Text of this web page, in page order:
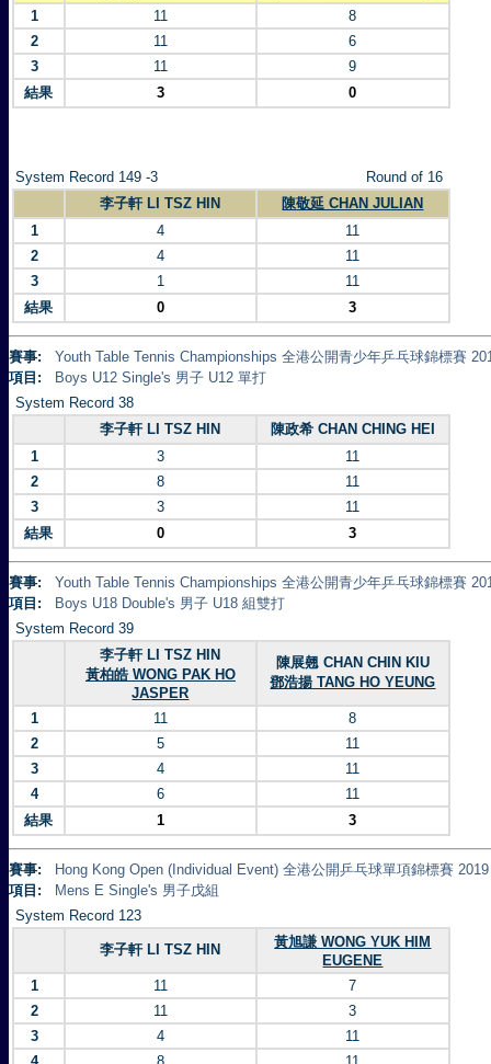
1
11
8
2
11
6
3
11
9
結果
3 0
System Record 149 -3
Round of 16
李子軒 LI TSZ HIN
陳敬延 CHAN JULIAN
1
4
11
2
4
11
3
1
11
結果
0 3
賽事:
Youth Table Tennis Championships 全港公開青少年乒乓球錦標賽
項目:
Boys U12 Single's 男子 U12 單打
System Record 38
李子軒 LI TSZ HIN
陳政希 CHAN CHING HEI
1
3
11
2
8
11
3
3
11
結果
0 3
賽事:
Youth Table Tennis Championships 全港公開青少年乒乓球錦標賽
項目:
Boys U18 Double's 男子 U18 組雙打
System Record 39
李子軒 LI TSZ HIN
黃柏皓 WONG PAK HO
JASPER
陳展翹 CHAN CHIN KIU
鄧浩揚 TANG HO YEUNG
1 11
8
2
5
11
3
4
11
4
6
11
結果
1 3
賽事:
Hong Kong Open (Individual Event) 全港公開乒乓球單項錦標賽 2019
項目:
Mens E Single's 男子戊組
System Record 123
李子軒 LI TSZ HIN
黃旭謙 WONG YUK HIM
EUGENE
1
11
7
2
11
3
3
4
11